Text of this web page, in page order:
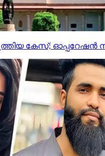
കേസ്; ഓപ്പറേഷന്‍